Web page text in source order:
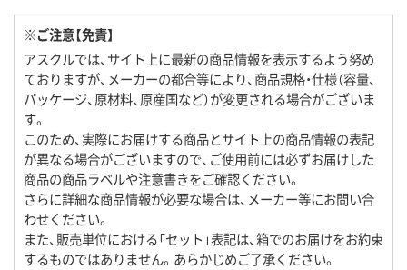
※ご注意【免責】
アスクルでは、サイト上に最新の商品情報を表示するよう努め
ておりますが、メーカーの都合等により、商品規格・仕様（容量、
パッケージ、原材料、原産国など）が変更される場合がございま
す。
このため、実際にお届けする商品とサイト上の商品情報の表記
が異なる場合がございますので、ご使用前には必ずお届けした
商品の商品ラベルや注意書きをご確認ください。
さらに詳細な商品情報が必要な場合は、メーカー等にお問い合
わせください。
また、販売単位における「セット」表記は、箱でのお届けをお約束
するものではありません。あらかじめご了承ください。